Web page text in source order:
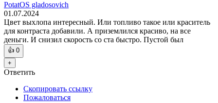
PotatOS gladosovich
01.07.2024
Цвет выхлопа интересный. Или топливо такое или краситель
для контраста добавили. А приземлился красиво, на все
деньги. И снизил скорость со ста быстро. Пустой был
👍 0
+
Ответить
Скопировать ссылку
Пожаловаться